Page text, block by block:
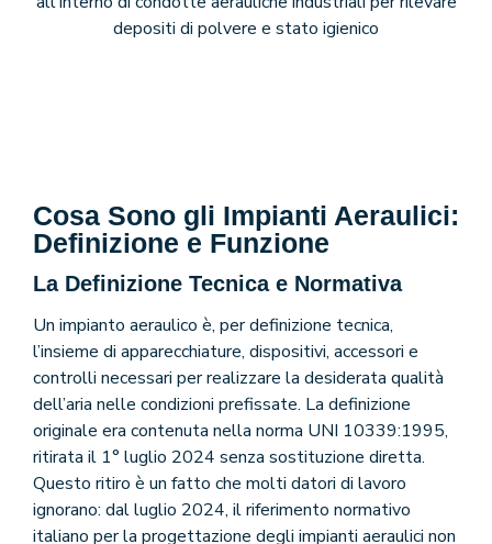
Cosa Sono gli Impianti Aeraulici:
Definizione e Funzione
La Definizione Tecnica e Normativa
Un impianto aeraulico è, per definizione tecnica,
l’insieme di apparecchiature, dispositivi, accessori e
controlli necessari per realizzare la desiderata qualità
dell’aria nelle condizioni prefissate. La definizione
originale era contenuta nella norma UNI 10339:1995,
ritirata il 1° luglio 2024 senza sostituzione diretta.
Questo ritiro è un fatto che molti datori di lavoro
ignorano: dal luglio 2024, il riferimento normativo
italiano per la progettazione degli impianti aeraulici non